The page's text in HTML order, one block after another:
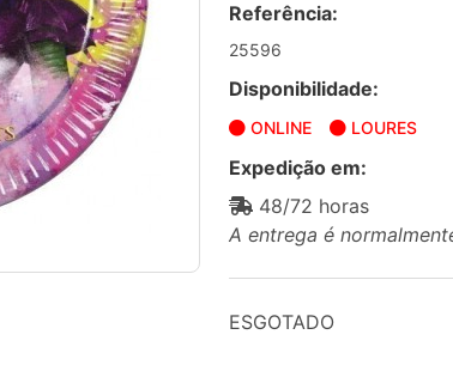
Referência:
25596
Disponibilidade:
ONLINE LOURES
Expedição em:
48/72 horas
A entrega é
ESGOTADO